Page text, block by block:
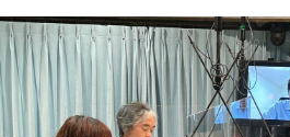
お知らせ
イベント・グッズ
YouTube
会社情報